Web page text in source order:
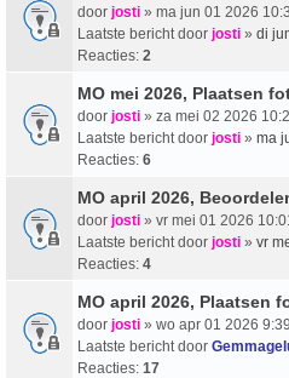
door josti » ma jun 01 2026
Laatste bericht door josti » di
Reacties: 2
MO mei 2026, Plaatsen
door josti » za mei 02 2026
Laatste bericht door josti » ma
Reacties: 6
MO april 2026,
door josti » vr mei 01 2026
Laatste bericht door josti » vr
Reacties: 4
MO april 2026, Plaatsen
door josti » wo apr 01 2026
Laatste bericht door
Reacties: 17